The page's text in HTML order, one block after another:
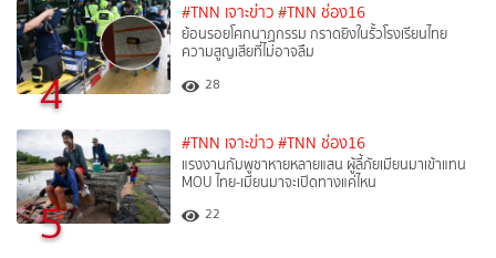
4
#TNN เจาะข่าว #TNN ช่อง16
ย้อนรอยโศกนาฏกรรม กราดยิงในรั้วโรงเรียนไทย
ความสูญเสียที่ไม่อาจลืม
28
5
#TNN เจาะข่าว #TNN ช่อง16
แรงงานกัมพูชาหายหลายแสน ผู้ลี้ภัยเมียนมาเข้าแทน
MOU ไทย-เมียนมาจะเปิดทางแค่ไหน
22